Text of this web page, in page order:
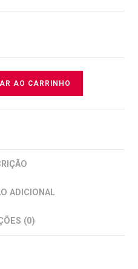
AO CARRINHO
ADICIONAL
(0)